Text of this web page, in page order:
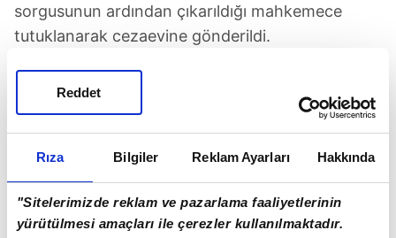
Rıza Bilgiler Reklam Ayarları Hakkında
"Sitelerimizde reklam ve pazarlama faaliyetlerinin
yürütülmesi amaçları ile çerezler kullanılmaktadır.
Reddet
sorgusunun ardından çıkarıldığı mahkemece
tutuklanarak cezaevine gönderildi.
Olayla ilgili soruşturma devam ediyor.
TAKVİM UYGULAMASINI İNDİRMEK İÇİN